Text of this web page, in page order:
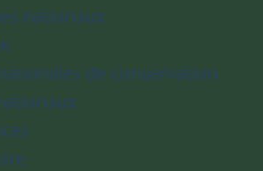
nationaux
de conservation